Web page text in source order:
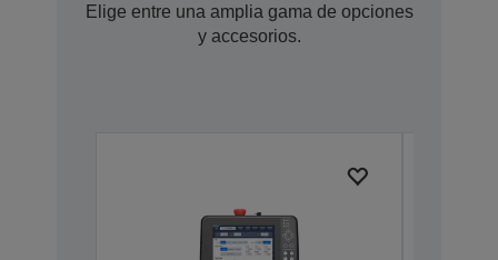
Elige entre una amplia gama de opciones
y accesorios.